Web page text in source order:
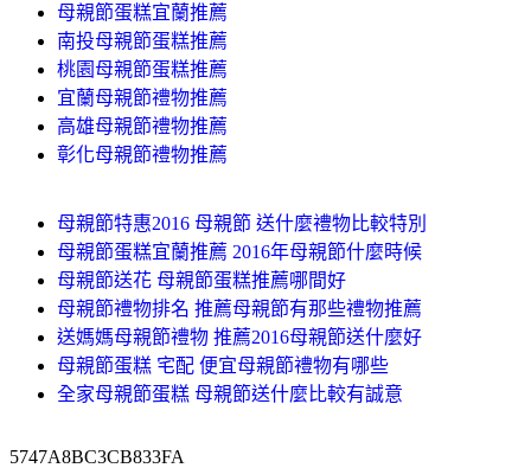
母親節蛋糕宜蘭推薦
南投母親節蛋糕推薦
桃園母親節蛋糕推薦
宜蘭母親節禮物推薦
高雄母親節禮物推薦
彰化母親節禮物推薦
母親節特惠2016 母親節 送什麼禮物比較特別
母親節蛋糕宜蘭推薦 2016年母親節什麼時候
母親節送花 母親節蛋糕推薦哪間好
母親節禮物排名 推薦母親節有那些禮物推薦
送媽媽母親節禮物 推薦2016母親節送什麼好
母親節蛋糕 宅配 便宜母親節禮物有哪些
全家母親節蛋糕 母親節送什麼比較有誠意
5747A8BC3CB833FA